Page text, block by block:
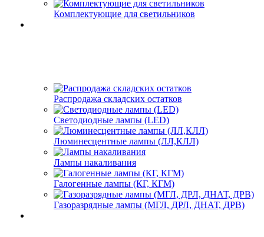
Комплектующие для светильников
Распродажа складских остатков
Светодиодные лампы (LED)
Люминесцентные лампы (ЛЛ,КЛЛ)
Лампы накаливания
Галогенные лампы (КГ, КГМ)
Газоразрядные лампы (МГЛ, ДРЛ, ДНАТ, ДРВ)